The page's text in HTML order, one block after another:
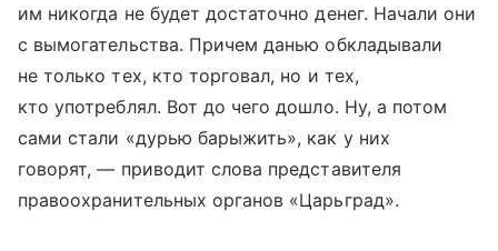
им никогда не будет достаточно денег. Начали они
с вымогательства. Причем данью обкладывали
не только тех, кто торговал, но и тех,
кто употреблял. Вот до чего дошло. Ну, а потом
сами стали «дурью барыжить», как у них
говорят, — приводит слова представителя
правоохранительных органов «Царьград».